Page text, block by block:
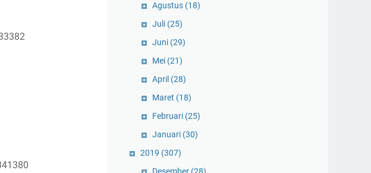
Agustus (18)
Juli (25)
Juni (29)
Mei (21)
April (28)
Maret (18)
Februari (25)
Januari (30)
2019 (307)